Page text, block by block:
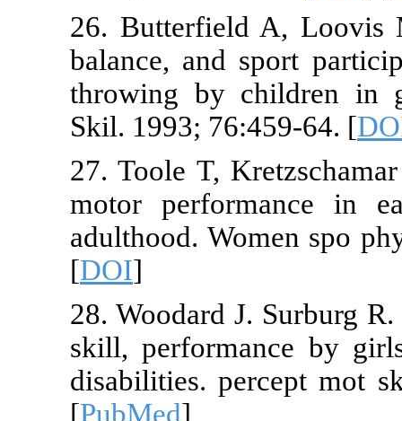
26.
balance,
throwing
Skil. 1993;
27. Toole T,
motor
adulthood.
28. Woodard
skill,
disabilities.